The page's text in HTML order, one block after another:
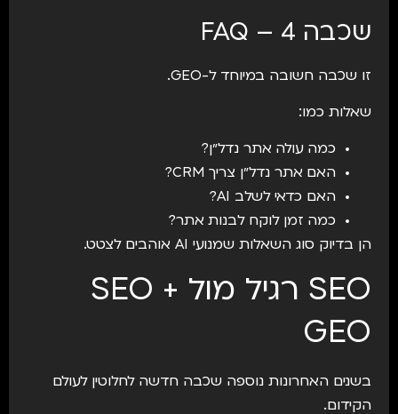
שכבה 4 – FAQ
זו שכבה חשובה במיוחד ל-GEO.
שאלות כמו:
כמה עולה אתר נדל״ן?
האם אתר נדל״ן צריך CRM?
האם כדאי לשלב AI?
כמה זמן לוקח לבנות אתר?
הן בדיוק סוג השאלות שמנועי AI אוהבים לצטט.
SEO רגיל מול SEO +
GEO
בשנים האחרונות נוספה שכבה חדשה לחלוטין לעולם
הקידום.